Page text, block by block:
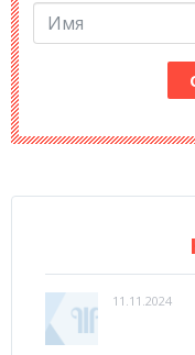
11.11.2024